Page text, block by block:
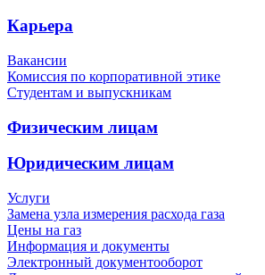
Карьера
Вакансии
Комиссия по корпоративной этике
Студентам и выпускникам
Физическим лицам
Юридическим лицам
Услуги
Замена узла измерения расхода газа
Цены на газ
Информация и документы
Электронный документооборот